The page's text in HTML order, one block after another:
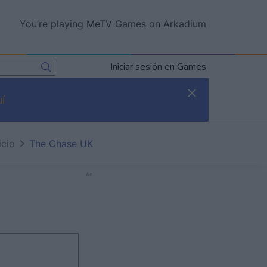
You’re playing MeTV Games on Arkadium
Iniciar sesión en Games
The Chase UK
Ad